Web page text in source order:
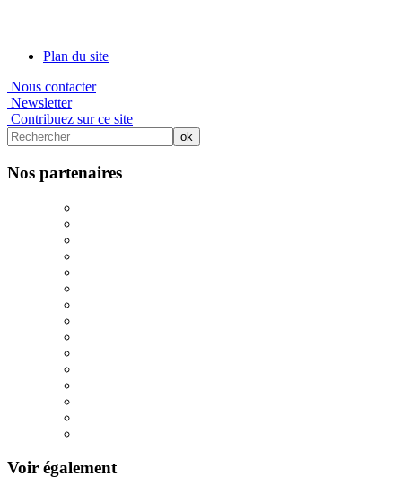
Plan du site
Nous contacter
Newsletter
Contribuez sur ce site
Nos partenaires
Voir également